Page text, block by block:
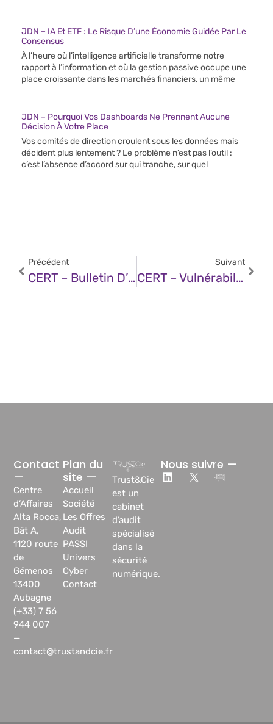
JDN – IA Et ETF : Le Risque D’une Économie Guidée Par Le
Consensus
À l’heure où l’intelligence artificielle transforme notre
rapport à l’information et où la gestion passive occupe une
place croissante dans les marchés financiers, un même
JDN – Pourquoi Vos Dashboards Ne Prennent Aucune
Décision À Votre Place
Vos comités de direction croulent sous les données mais
décident plus lentement ? Le problème n’est pas l’outil :
c’est l’absence d’accord sur qui tranche, sur quel
Précédent
CERT – Bulletin D’actualité CERTFR-2025-ACT-035 (25 Août 2025)
Suivant
CERT – Vulnérabilité Dans Les Produits Moxa (25 Août 2025)
Trust&Cie
est un
cabinet
d’audit
spécialisé
dans la
sécurité
numérique.
Plan du
site —
Accueil
Société
Les Offres
Audit
PASSI
Univers
Cyber
Contact
Contact
—
Centre
d’Affaires
Alta Rocca,
Bât A,
1120 route
de
Gémenos
13400
Aubagne
(+33) 7 56
944 007
—
contact@trustandcie.fr
Nous suivre —